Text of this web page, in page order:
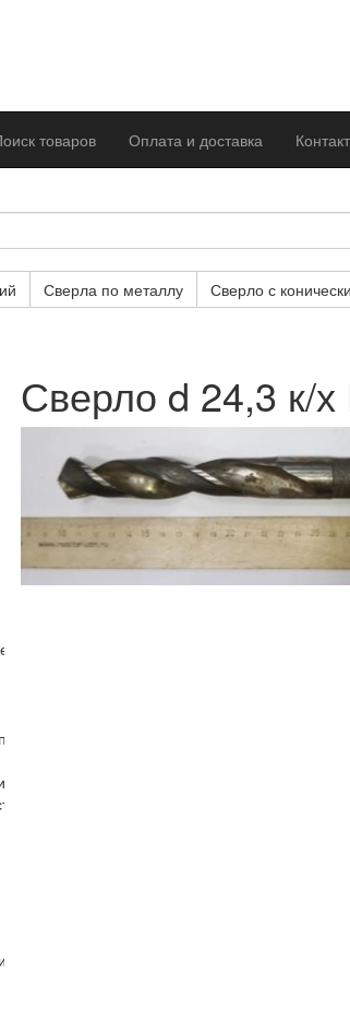
товаров Оплата и доставка
Сверла по металлу
Сверло с
хвостовиком
Сверло d 24,3 к/